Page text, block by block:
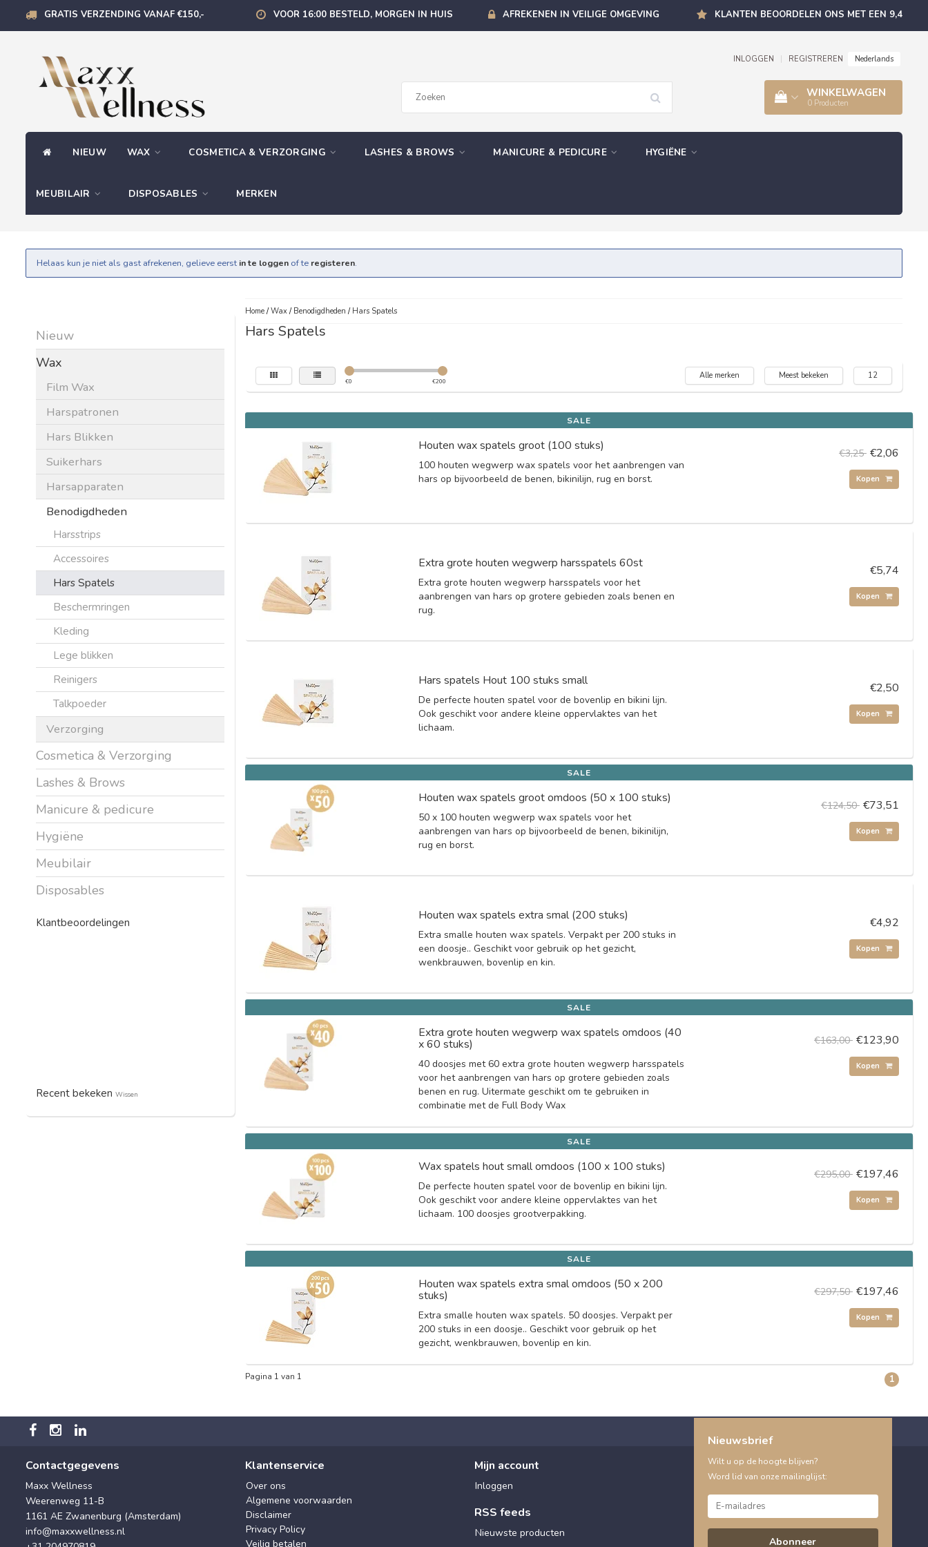
GRATIS VERZENDING VANAF €150,- VOOR 16:00 BESTELD, MORGEN IN HUIS AFREKENEN IN VEILIGE OMGEVING KLANTEN BEOORDELEN ONS MET EEN 9,4
INLOGGEN REGISTREREN Nederlands
WINKELWAGEN
0 Producten
NIEUW WAX COSMETICA & VERZORGING LASHES & BROWS MANICURE & PEDICURE HYGIËNE
MEUBILAIR DISPOSABLES MERKEN
Helaas kun je niet als gast afrekenen, gelieve eerst in te loggen of te registeren.
Nieuw
Wax
Film Wax
Harspatronen
Hars Blikken
Suikerhars
Harsapparaten
Benodigdheden
Harsstrips
Accessoires
Hars Spatels
Beschermringen
Kleding
Lege blikken
Reinigers
Talkpoeder
Verzorging
Cosmetica & Verzorging
Lashes & Brows
Manicure & pedicure
Hygiëne
Meubilair
Disposables
Klantbeoordelingen
Recent bekeken Wissen
Home/Wax/ Benodigdheden / Hars Spatels
Hars Spatels
€0 €200
Alle merken Meest bekeken 12
SALE
Houten wax spatels groot (100 stuks)
100 houten wegwerp wax spatels voor het aanbrengen van
hars op bijvoorbeeld de benen, bikinilijn, rug en borst.
€3,25 €2,06
Kopen
Extra grote houten wegwerp harsspatels 60st
Extra grote houten wegwerp harsspatels voor het
aanbrengen van hars op grotere gebieden zoals benen en
rug.
€5,74
Kopen
Hars spatels Hout 100 stuks small
De perfecte houten spatel voor de bovenlip en bikini lijn.
Ook geschikt voor andere kleine oppervlaktes van het
lichaam.
€2,50
Kopen
SALE
Houten wax spatels groot omdoos (50 x 100 stuks)
50 x 100 houten wegwerp wax spatels voor het
aanbrengen van hars op bijvoorbeeld de benen, bikinilijn,
rug en borst.
€124,50 €73,51
Kopen
Houten wax spatels extra smal (200 stuks)
Extra smalle houten wax spatels. Verpakt per 200 stuks in
een doosje.. Geschikt voor gebruik op het gezicht,
wenkbrauwen, bovenlip en kin.
€4,92
Kopen
SALE
Extra grote houten wegwerp wax spatels omdoos (40
x 60 stuks)
40 doosjes met 60 extra grote houten wegwerp harsspatels
voor het aanbrengen van hars op grotere gebieden zoals
benen en rug. Uitermate geschikt om te gebruiken in
combinatie met de Full Body Wax
€163,00 €123,90
Kopen
SALE
Wax spatels hout small omdoos (100 x 100 stuks)
De perfecte houten spatel voor de bovenlip en bikini lijn.
Ook geschikt voor andere kleine oppervlaktes van het
lichaam. 100 doosjes grootverpakking.
€295,00 €197,46
Kopen
SALE
Houten wax spatels extra smal omdoos (50 x 200
stuks)
Extra smalle houten wax spatels. 50 doosjes. Verpakt per
200 stuks in een doosje.. Geschikt voor gebruik op het
gezicht, wenkbrauwen, bovenlip en kin.
€297,50 €197,46
Kopen
Pagina 1 van 1 1
Contactgegevens
Maxx Wellness
Weerenweg 11-B
1161 AE Zwanenburg (Amsterdam)
info@maxxwellness.nl
Klantenservice
Over ons
Algemene voorwaarden
Disclaimer
Privacy Policy
Veilig betalen
Mijn account
Inloggen
RSS feeds
Nieuwste producten
Nieuwsbrief
Wilt u op de hoogte blijven?
Word lid van onze mailinglijst:
Abonneer